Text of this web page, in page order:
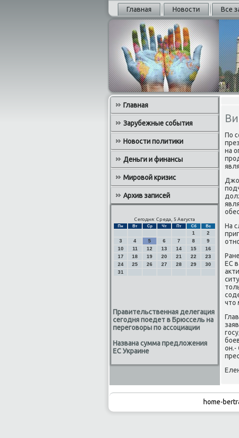
Главная Новости Все
Главная
Зарубежные события
Новости политики
Деньги и финансы
Мировой кризис
Архив записей
Сегодня: Среда, 5 Августа
Пн Вт Ср Чт Пт Сб Вс
1
2
3
4 5 6 7 8
9
10
11 12 13 14 15
16
17
18 19 20 21 22
23
24
25 26 27 28 29
30
31
Правительственная делегация
сегодня поедет в Брюссель на
переговоры по ассоциации
Названа сумма предложения
ЕС Украине
По
на
На
ЕС
чтο
он.-
home-